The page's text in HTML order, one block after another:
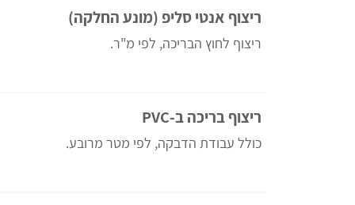
ריצוף אנטי סליפ (מונע החלקה)
ריצוף לחוץ הבריכה, לפי מ"ר.
ריצוף בריכה ב-PVC
כולל עבודת הדבקה, לפי מטר מרובע.